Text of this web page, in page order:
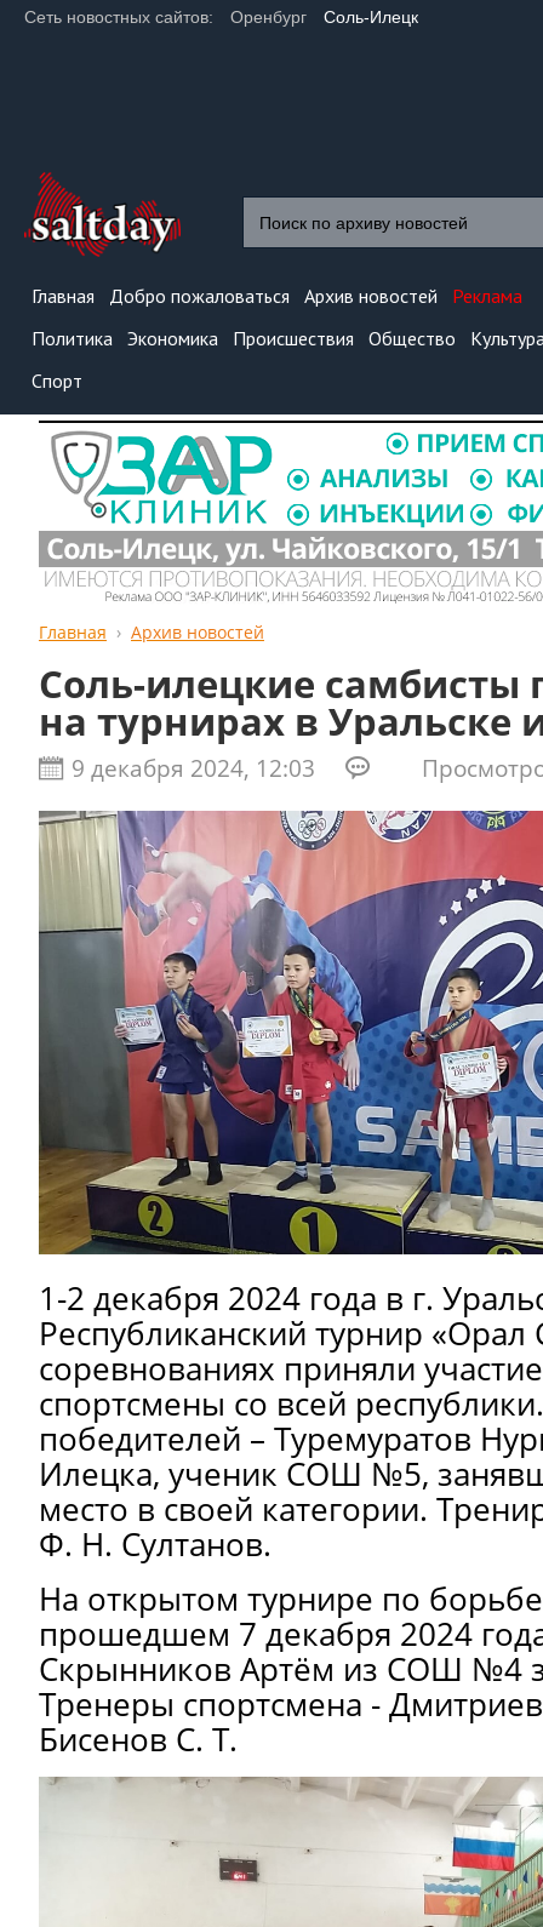
Сеть новостных сайтов: Оренбург Соль-Илецк
Главная Добро пожаловаться Архив новостей
Реклама
Политика Экономика Происшествия Общество
Спорт
Главная Архив новостей
Соль-илецкие самбисты
на турнирах в Уральске
9 декабря 2024, 12:03
1-2 декабря 2024 года в г.
Республиканский турнир
соревнованиях приняли
спортсмены со всей
победителей – Туремуратов
Илецка, ученик СОШ №5,
место в своей категории.
Ф. Н. Султанов.
На открытом турнире по
прошедшем 7 декабря 2024
Скрынников Артём из СОШ №4
Тренеры спортсмена -
Бисенов С. Т.